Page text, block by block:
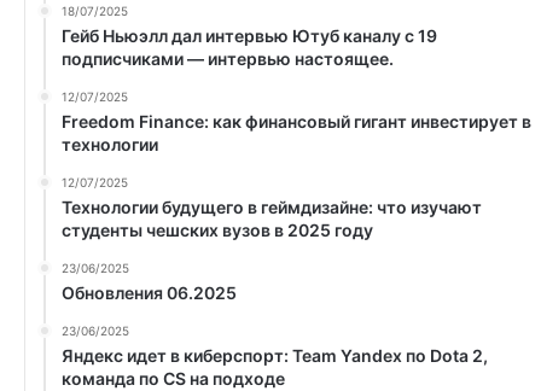
18/07/2025
Гейб Ньюэлл дал интервью Ютуб каналу с 19
подписчиками — интервью настоящее.
12/07/2025
Freedom Finance: как финансовый гигант инвестирует в
технологии
12/07/2025
Технологии будущего в геймдизайне: что изучают
студенты чешских вузов в 2025 году
23/06/2025
Обновления 06.2025
23/06/2025
Яндекс идет в киберспорт: Team Yandex по Dota 2,
команда по CS на подходе